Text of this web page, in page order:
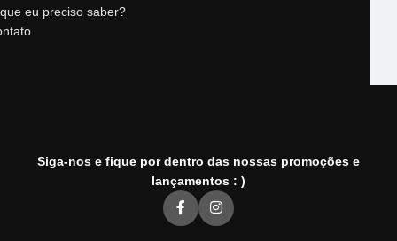
eu preciso saber?
Siga-nos e fique por dentro das nossas promoções e
lançamentos : )